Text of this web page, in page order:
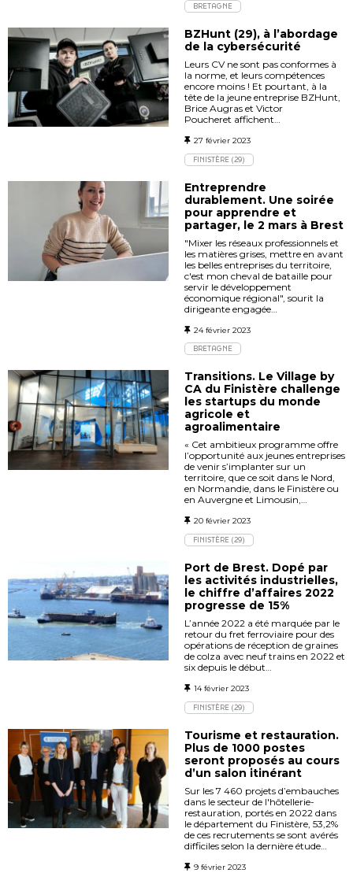
BRETAGNE
BZHunt (29), à l’abordage
de la cybersécurité
Leurs CV ne sont pas conformes à
la norme, et leurs compétences
encore moins ! Et pourtant, à la
tête de la jeune entreprise BZHunt,
Brice Augras et Victor
Poucheret affichent…
27 février 2023
FINISTÈRE (29)
Entreprendre
durablement. Une soirée
pour apprendre et
partager, le 2 mars à Brest
"Mixer les réseaux professionnels et
les matières grises, mettre en avant
les belles entreprises du territoire,
c'est mon cheval de bataille pour
servir le développement
économique régional", sourit la
dirigeante engagée…
24 février 2023
BRETAGNE
Transitions. Le Village by
CA du Finistère challenge
les startups du monde
agricole et
agroalimentaire
« Cet ambitieux programme offre
l’opportunité aux jeunes entreprises
de venir s’implanter sur un
territoire, que ce soit dans le Nord,
en Normandie, dans le Finistère ou
en Auvergne et Limousin,…
20 février 2023
FINISTÈRE (29)
Port de Brest. Dopé par
les activités industrielles,
le chiffre d’affaires 2022
progresse de 15%
L’année 2022 a été marquée par le
retour du fret ferroviaire pour des
opérations de réception de graines
de colza avec neuf trains en 2022 et
six depuis le début…
14 février 2023
FINISTÈRE (29)
Tourisme et restauration.
Plus de 1000 postes
seront proposés au cours
d’un salon itinérant
Sur les 7 460 projets d’embauches
dans le secteur de l'hôtellerie-
restauration, portés en 2022 dans
le département du Finistère, 53,2%
de ces recrutements se sont avérés
difficiles selon la dernière étude…
9 février 2023